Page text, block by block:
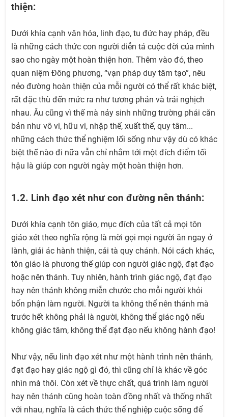
thiện:
Dưới khía cạnh văn hóa, linh đạo, tu đức hay pháp, đều
là những cách thức con người diễn tả cuộc đời của mình
sao cho ngày một hoàn thiện hơn. Thêm vào đó, theo
quan niệm Đông phương, “vạn pháp duy tâm tạo”, nêu
nẻo đường hoàn thiện của mỗi người có thể rất khác biệt,
rất đặc thù đến mức ra như tương phản và trái nghịch
nhau. Âu cũng vì thế mà nảy sinh những trường phái căn
bản như vô vi, hữu vi, nhập thế, xuất thế, quy tâm...
những cách thức thể nghiệm lối sống như vậy dù có khác
biệt thế nào đi nữa vẫn chỉ nhắm tới một đích điểm tối
hậu là giúp con người ngày một hoàn thiện hơn.
1.2. Linh đạo xét như con đường nên thánh:
Dưới khía cạnh tôn giáo, mục đích của tất cả mọi tôn
giáo xét theo nghĩa rộng là mời gọi mọi người ăn ngay ở
lành, giải ác hành thiện, cải tà quy chánh. Nói cách khác,
tôn giáo là phương thế giúp con người giác ngộ, đạt đạo
hoặc nên thánh. Tuy nhiên, hành trình giác ngộ, đạt đạo
hay nên thánh không miễn chước cho mỗi người khỏi
bổn phận làm người. Người ta không thể nên thánh mà
trước hết không phải là người, không thể giác ngộ nếu
không giác tâm, không thể đạt đạo nếu không hành đạo!
Như vậy, nếu linh đạo xét như một hành trình nên thánh,
đạt đạo hay giác ngộ gì đó, thì cũng chỉ là khác về góc
nhìn mà thôi. Còn xét về thực chất, quá trình làm người
hay nên thánh cũng hoàn toàn đồng nhất và thống nhất
với nhau, nghĩa là cách thức thể nghiệp cuộc sống để